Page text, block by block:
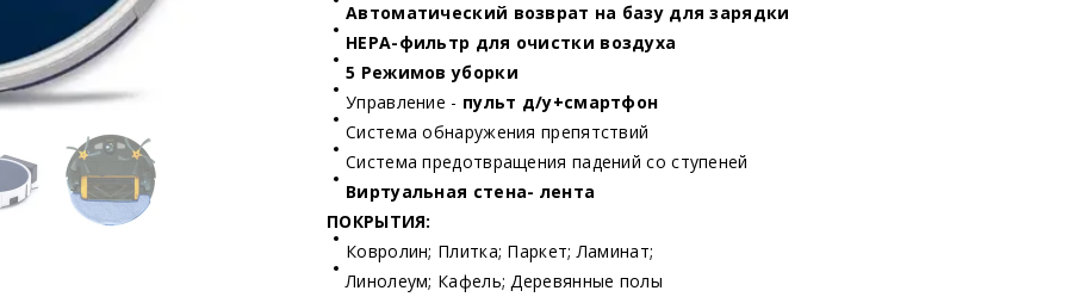
Автоматический возврат на базу для зарядки
HEPA-фильтр для очистки воздуха
5 Режимов уборки
Управление - пульт д/у+смартфон
Система обнаружения препятствий
Система предотвращения падений со ступеней
Виртуальная стена- лента
ПОКРЫТИЯ:
Ковролин; Плитка; Паркет; Ламинат;
Линолеум; Кафель; Деревянные полы